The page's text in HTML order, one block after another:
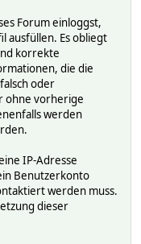
Forum einloggst,
ausfüllen. Es obliegt
korrekte
die die
oder
ohne vorherige
werden
IP-Adresse
Benutzerkonto
werden muss.
dieser